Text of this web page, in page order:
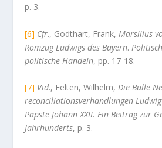
p. 3.
[6] Cfr., Godthart, Frank, Marsilius
Romzug Ludwigs des Bayern.
politische Handeln, pp. 17-18.
[7] Vid., Felten, Wilhelm,Die Bulle
reconciliationsverhandlungen
Papste Johann XXII. Ein Beitrag zur
Jahrhunderts, p. 3.